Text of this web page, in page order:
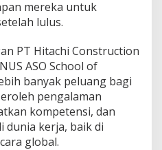
mereka untuk
lulus.
PT Hitachi Construction
ASO School of
banyak peluang bagi
pengalaman
kompetensi, dan
dunia kerja, baik di
global.